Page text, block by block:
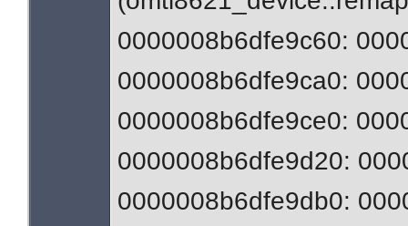
0000008b6dfe9c60:
0000008b6dfe9ca0:
0000008b6dfe9ce0:
0000008b6dfe9d20:
0000008b6dfe9db0: